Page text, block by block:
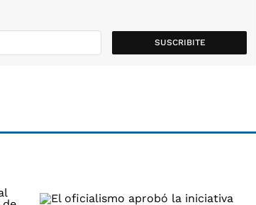
SUSCRIBITE